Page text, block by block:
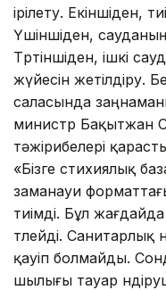
ірілету. Екіншіден,
Үшіншіден,
Төртіншіден, ішкі
жүйесін жетілдіру.
саласында
министр Бақытжан
тәжірибе­лері
«Бізге стихиялық
заманауи
тиімді. Бұл
төлейді.
қауіп болмайды.
шылығы тауар